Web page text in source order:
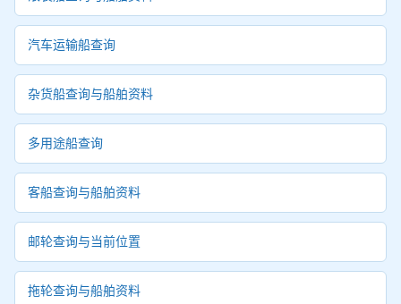
汽车运输船查询
杂货船查询与船舶资料
多用途船查询
客船查询与船舶资料
邮轮查询与当前位置
拖轮查询与船舶资料